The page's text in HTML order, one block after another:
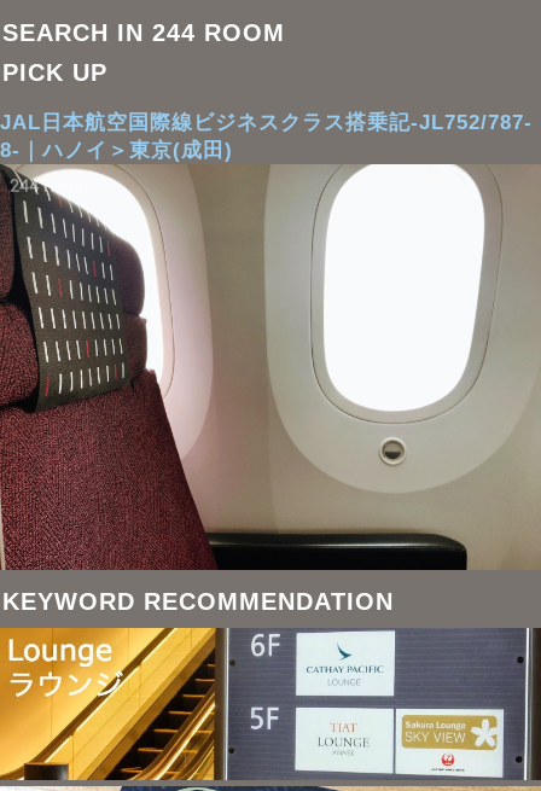
SEARCH IN 244 ROOM
PICK UP
JAL日本航空国際線ビジネスクラス搭乗記-JL752/787-
8-｜ハノイ＞東京(成田)
KEYWORD RECOMMENDATION